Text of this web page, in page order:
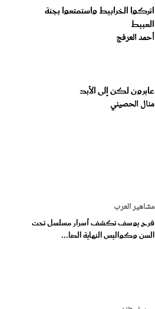
اتركوا الخرابيط واستمتعوا بجنة
العبيط
أحمد العرفج
عابرون لكن إلى الأبد
منال الحصيني
مشاهير العرب
فرح يوسف تكشف أسرار مسلسل تحت
السن وكواليس النهاية الصا...